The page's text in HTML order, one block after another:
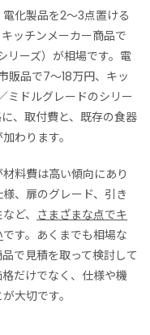
化製品を2〜3点置ける
ッチンメーカー商品で
リーズ）が相場です。電
販品で7〜18万円、キッ
ミドルグレードのシリー
、取付費と、既存の食器
わります。
料費は高い傾向にあり
、扉のグレード、引き
ど、 さまざまな点でキ
です。あくまでも相場な
で見積を取って検討して
だけでなく、仕様や機
大切です。